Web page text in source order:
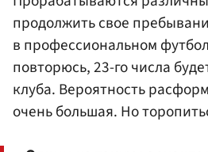
продолжить свое
в профессиональном
повторюсь, 23-го числа
клуба. Вероятность
очень большая. Но